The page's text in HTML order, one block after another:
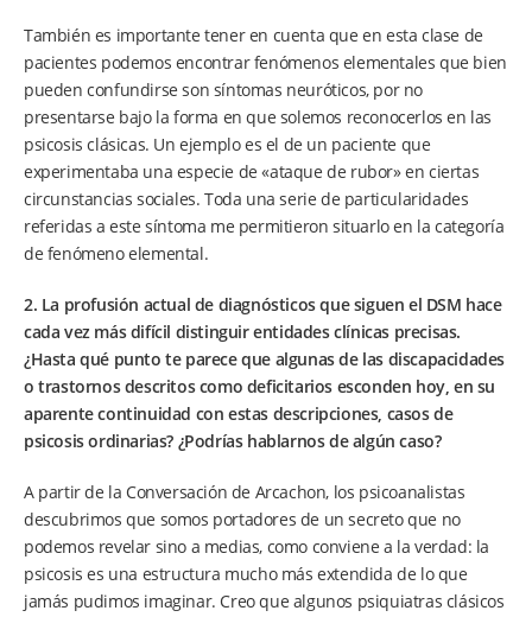
También es importante tener en cuenta que en esta clase de
pacientes podemos encontrar fenómenos elementales que bien
pueden confundirse son síntomas neuróticos, por no
presentarse bajo la forma en que solemos reconocerlos en las
psicosis clásicas. Un ejemplo es el de un paciente que
experimentaba una especie de «ataque de rubor» en ciertas
circunstancias sociales. Toda una serie de particularidades
referidas a este síntoma me permitieron situarlo en la categoría
de fenómeno elemental.
2. La profusión actual de diagnósticos que siguen el DSM hace
cada vez más difícil distinguir entidades clínicas precisas.
¿Hasta qué punto te parece que algunas de las discapacidades
o trastornos descritos como deficitarios esconden hoy, en su
aparente continuidad con estas descripciones, casos de
psicosis ordinarias? ¿Podrías hablarnos de algún caso?
A partir de la Conversación de Arcachon, los psicoanalistas
descubrimos que somos portadores de un secreto que no
podemos revelar sino a medias, como conviene a la verdad: la
psicosis es una estructura mucho más extendida de lo que
jamás pudimos imaginar. Creo que algunos psiquiatras clásicos